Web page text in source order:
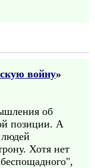
войну»
об
позиции. А
Хотя нет